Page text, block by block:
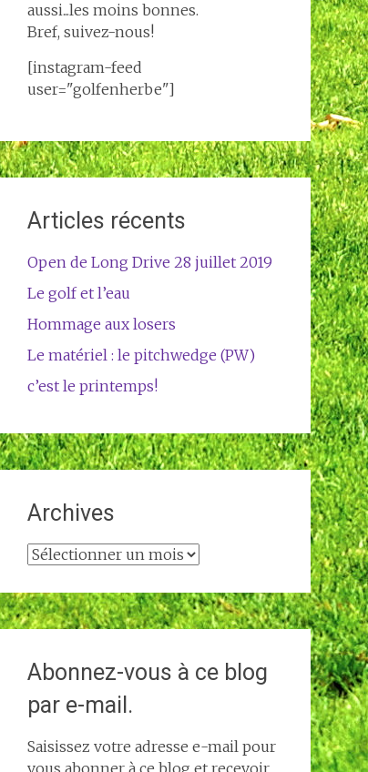
aussi...les moins bonnes.
Bref, suivez-nous!
[instagram-feed
user="golfenherbe"]
Articles récents
Open de Long Drive 28 juillet 2019
Le golf et l’eau
Hommage aux losers
Le matériel : le pitchwedge (PW)
c’est le printemps!
Archives
Archives
Abonnez-vous à ce blog
par e-mail.
Saisissez votre adresse e-mail pour
vous abonner à ce blog et recevoir